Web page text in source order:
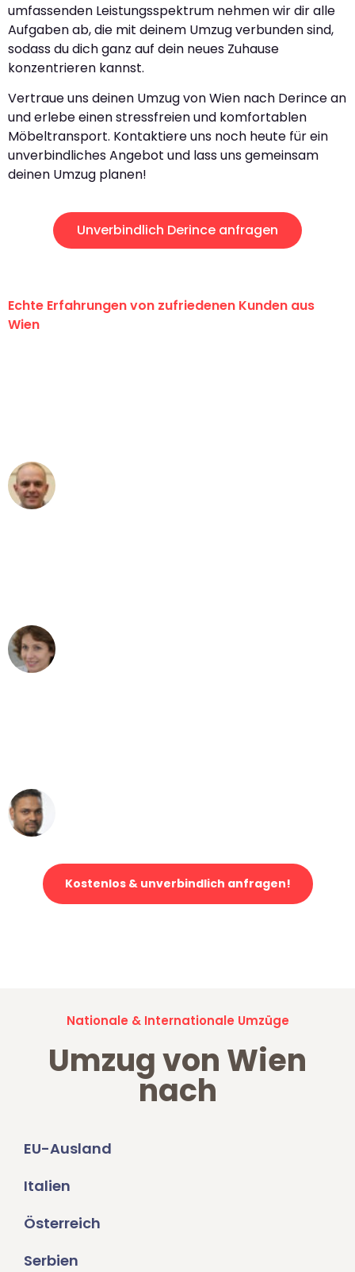
umfassenden Leistungsspektrum nehmen wir dir alle
Aufgaben ab, die mit deinem Umzug verbunden sind,
sodass du dich ganz auf dein neues Zuhause
konzentrieren kannst.
Vertraue uns deinen Umzug von Wien nach Derince an
und erlebe einen stressfreien und komfortablen
Möbeltransport. Kontaktiere uns noch heute für ein
unverbindliches Angebot und lass uns gemeinsam
deinen Umzug planen!
Unverbindlich Derince anfragen
Echte Erfahrungen von zufriedenen Kunden aus
Wien
Kostenlos & unverbindlich anfragen!
Nationale & Internationale Umzüge
Umzug von Wien
nach
EU-Ausland
Italien
Österreich
Serbien